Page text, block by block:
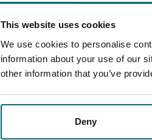
This website uses cookies
We use cookies to personalise
information about your use of our
other information that you’ve
Deny